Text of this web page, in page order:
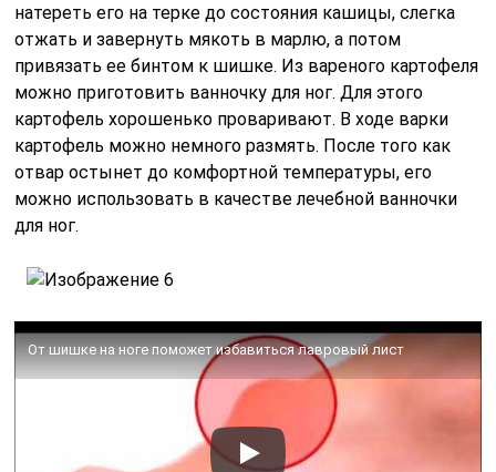
натереть его на терке до состояния кашицы, слегка
отжать и завернуть мякоть в марлю, а потом
привязать ее бинтом к шишке. Из вареного картофеля
можно приготовить ванночку для ног. Для этого
картофель хорошенько проваривают. В ходе варки
картофель можно немного размять. После того как
отвар остынет до комфортной температуры, его
можно использовать в качестве лечебной ванночки
для ног.
От шишке на ноге поможет избавиться лавровый лист